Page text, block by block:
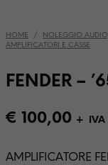
HOME / NOLEGGIO
AMPLIFICATORI E CASSE
FENDER –
€ 100,00 + IVA
AMPLIFICATORE